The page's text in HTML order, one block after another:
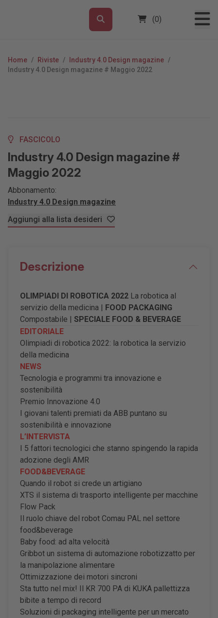
(0)
Home / Riviste / Industry 4.0 Design magazine /
Industry 4.0 Design magazine # Maggio 2022
FASCICOLO
Industry 4.0 Design magazine #
Maggio 2022
Abbonamento:
Industry 4.0 Design magazine
Aggiungi alla lista desideri
Descrizione
OLIMPIADI DI ROBOTICA 2022 La robotica al
servizio della medicina | FOOD PACKAGING
Compostabile | SPECIALE FOOD & BEVERAGE
EDITORIALE
Olimpiadi di robotica 2022: la robotica la servizio
della medicina
NEWS
Tecnologia e programmi tra innovazione e
sostenibilità
Premio Innovazione 4.0
I giovani talenti premiati da ABB puntano su
sostenibilità e innovazione
L’INTERVISTA
I 5 fattori tecnologici che stanno spingendo la rapida
adozione degli AMR
FOOD&BEVERAGE
Quando il robot si crede un artigiano
XTS il sistema di trasporto intelligente per macchine
Flow Pack
Il ruolo chiave del robot Comau PAL nel settore
food&beverage
Baby food: ad alta velocità
Gribbot un sistema di automazione robotizzatto per
la manipolazione alimentare
Ottimizzazione dei motori sincroni
Sta tutto nel mix! Il KR 700 PA di KUKA pallettizza
bibite a tempo di record
Soluzioni di packaging intelligente per un mercato